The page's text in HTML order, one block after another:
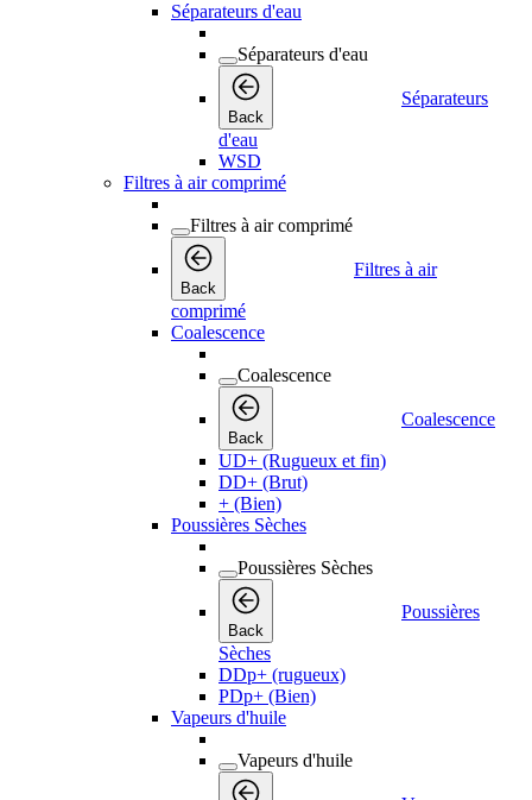
Séparateurs d'eau
Séparateurs d'eau
Back
Séparateurs
d'eau
WSD
Filtres à air comprimé
Filtres à air comprimé
Back
Filtres à air
comprimé
Coalescence
Coalescence
Back
Coalescence
UD+ (Rugueux et fin)
DD+ (Brut)
+ (Bien)
Poussières Sèches
Poussières Sèches
Back
Poussières
Sèches
DDp+ (rugueux)
PDp+ (Bien)
Vapeurs d'huile
Vapeurs d'huile